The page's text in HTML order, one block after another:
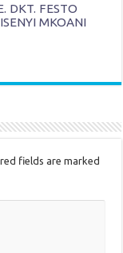
DKT. FESTO
MKOANI
fields are marked